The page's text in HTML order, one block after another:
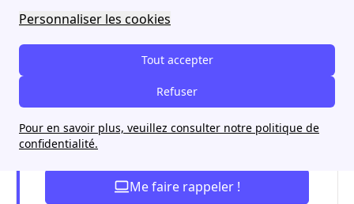
Personnaliser les cookies
Tout accepter
Refuser
Pour en savoir plus, veuillez consulter notre politique de
confidentialité.
Les horaires du service
client de Total Direct
Energie
Je simplifie mes démarches
Me faire rappeler !